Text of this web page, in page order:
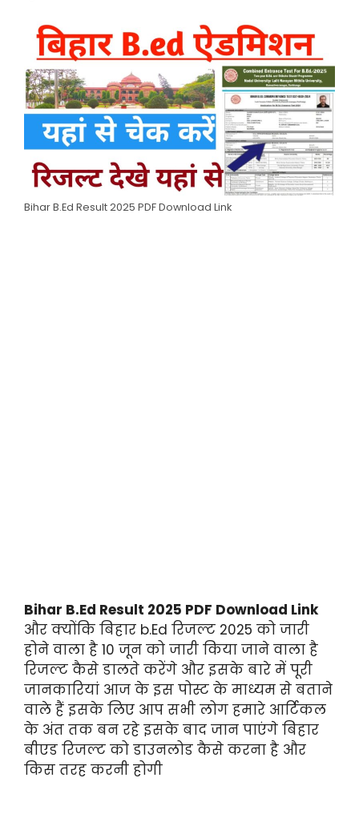
Bihar B.Ed Result 2025 PDF Download Link
Bihar B.Ed Result 2025 PDF Download Link
और क्योंकि बिहार b.Ed रिजल्ट 2025 को जारी
होने वाला है 10 जून को जारी किया जाने वाला है
रिजल्ट कैसे डालते करेंगे और इसके बारे में पूरी
जानकारियां आज के इस पोस्ट के माध्यम से बताने
वाले हैं इसके लिए आप सभी लोग हमारे आर्टिकल
के अंत तक बन रहे इसके बाद जान पाएंगे बिहार
बीएड रिजल्ट को डाउनलोड कैसे करना है और
किस तरह करनी होगी